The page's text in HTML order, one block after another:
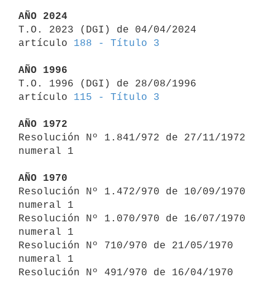
AÑO 2024
T.O. 2023 (DGI) de 04/04/2024
artículo 188 - Título 3
AÑO 1996
T.O. 1996 (DGI) de 28/08/1996
artículo 115 - Título 3
AÑO 1972
Resolución Nº 1.841/972 de 27/11/1972
numeral 1
AÑO 1970
Resolución Nº 1.472/970 de 10/09/1970
numeral 1
Resolución Nº 1.070/970 de 16/07/1970
numeral 1
Resolución Nº 710/970 de 21/05/1970
numeral 1
Resolución Nº 491/970 de 16/04/1970